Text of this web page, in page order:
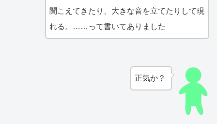
聞こえてきたり、大きな音を立てたりして現
れる。……って書いてありました
正気か？